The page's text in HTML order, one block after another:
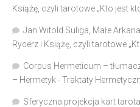
Książę, czyli tarotowe „Kto jest
Jan Witold Suliga, Małe
Rycerz i Książę, czyli tarotowe
Corpus Hermeticum –
– Hermetyk -Traktaty
Sferyczna projekcja kart